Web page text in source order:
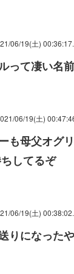
06/19(土)
って凄い名
06/19(土)
も母父オグ
してるぞ
06/19(土)
りになった